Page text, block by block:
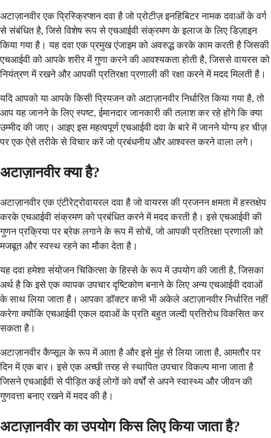
अटाज़ानवीर एक प्रिस्क्रिप्शन दवा है जो प्रोटीज़ इनहिबिटर नामक दवाओं के वर्ग
से संबंधित है, जिसे विशेष रूप से एचआईवी संक्रमण के इलाज के लिए डिज़ाइन
किया गया है। यह दवा एक प्रमुख एंजाइम को अवरुद्ध करके काम करती है जिसकी
एचआईवी को आपके शरीर में गुणा करने की आवश्यकता होती है, जिससे वायरस को
नियंत्रण में रखने और आपकी प्रतिरक्षा प्रणाली की रक्षा करने में मदद मिलती है।
यदि आपको या आपके किसी प्रियजन को अटाज़ानवीर निर्धारित किया गया है, तो
आप यह जानने के लिए स्पष्ट, ईमानदार जानकारी की तलाश कर रहे होंगे कि क्या
उम्मीद की जाए। आइए इस महत्वपूर्ण एचआईवी दवा के बारे में जानने योग्य हर चीज़
पर एक ऐसे तरीके से विचार करें जो प्रबंधनीय और आश्वस्त करने वाला लगे।
अटाज़ानवीर क्या है?
अटाज़ानवीर एक एंटीरेट्रोवायरल दवा है जो वायरस की प्रजनन क्षमता में हस्तक्षेप
करके एचआईवी संक्रमण को प्रबंधित करने में मदद करती है। इसे एचआईवी की
गुणन प्रक्रिया पर ब्रेक लगाने के रूप में सोचें, जो आपकी प्रतिरक्षा प्रणाली को
मजबूत और स्वस्थ रहने का मौका देता है।
यह दवा हमेशा संयोजन चिकित्सा के हिस्से के रूप में उपयोग की जाती है, जिसका
अर्थ है कि इसे एक व्यापक उपचार दृष्टिकोण बनाने के लिए अन्य एचआईवी दवाओं
के साथ लिया जाता है। आपका डॉक्टर कभी भी अकेले अटाज़ानवीर निर्धारित नहीं
करेगा क्योंकि एचआईवी एकल दवाओं के प्रति बहुत जल्दी प्रतिरोध विकसित कर
सकता है।
अटाज़ानवीर कैप्सूल के रूप में आता है और इसे मुंह से लिया जाता है, आमतौर पर
दिन में एक बार। इसे एक अच्छी तरह से स्थापित उपचार विकल्प माना जाता है
जिसने एचआईवी से पीड़ित कई लोगों को वर्षों से अपने स्वास्थ्य और जीवन की
गुणवत्ता बनाए रखने में मदद की है।
अटाज़ानवीर का उपयोग किस लिए किया जाता है?